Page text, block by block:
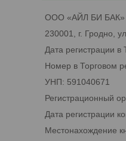
ООО «АЙЛ БИ БАК»
230001, г. Гродно,
Дата регистрации
Номер в Торговом
УНП: 591040671
Регистрационный
Дата регистрации
Местонахождение